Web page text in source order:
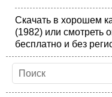
Скачать в хорошем
(1982) или смотреть
бесплатно и без